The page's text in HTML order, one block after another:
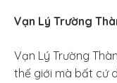
Vạn Lý Trường
Vạn Lý Trường
thế giới mà bất cứ